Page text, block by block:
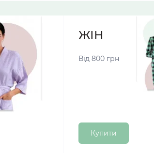
ЖІНОЧІ
Від 800 грн
Купити